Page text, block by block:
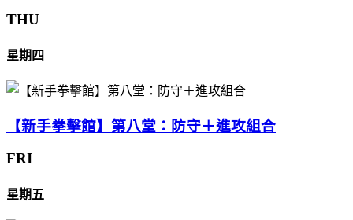
THU
星期四
【新手拳擊館】第八堂：防守＋進攻組合
FRI
星期五